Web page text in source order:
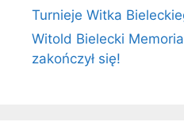
Turnieje Witka
Witold Bielecki
zakończył się!